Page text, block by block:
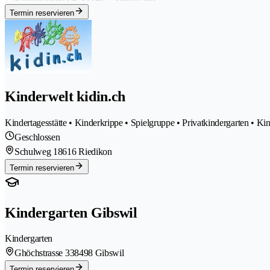
Termin reservieren
Kinderwelt kidin.ch
Kindertagesstätte • Kinderkrippe • Spielgruppe • Privatkindergarten •
Geschlossen
Schulweg 18616 Riedikon
Termin reservieren
Kindergarten Gibswil
Kindergarten
Ghöchstrasse 338498 Gibswil